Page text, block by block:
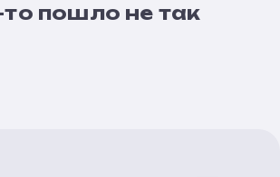
то пошло не так